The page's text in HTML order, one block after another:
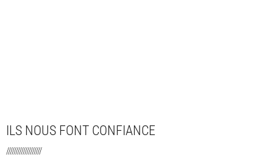
ILS NOUS FONT CONFIANCE
///////////////////